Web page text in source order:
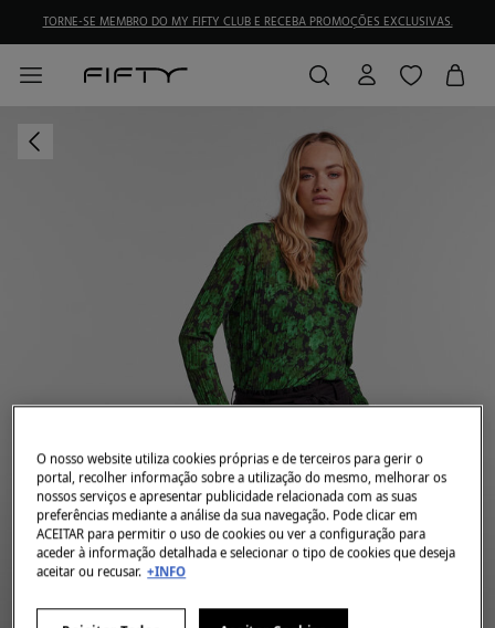
TORNE-SE MEMBRO DO MY FIFTY CLUB E RECEBA PROMOÇÕES EXCLUSIVAS.
O nosso website utiliza cookies próprias e de terceiros para gerir o
portal, recolher informação sobre a utilização do mesmo, melhorar os
nossos serviços e apresentar publicidade relacionada com as suas
preferências mediante a análise da sua navegação. Pode clicar em
ACEITAR para permitir o uso de cookies ou ver a configuração para
aceder à informação detalhada e selecionar o tipo de cookies que deseja
aceitar ou recusar. +INFO